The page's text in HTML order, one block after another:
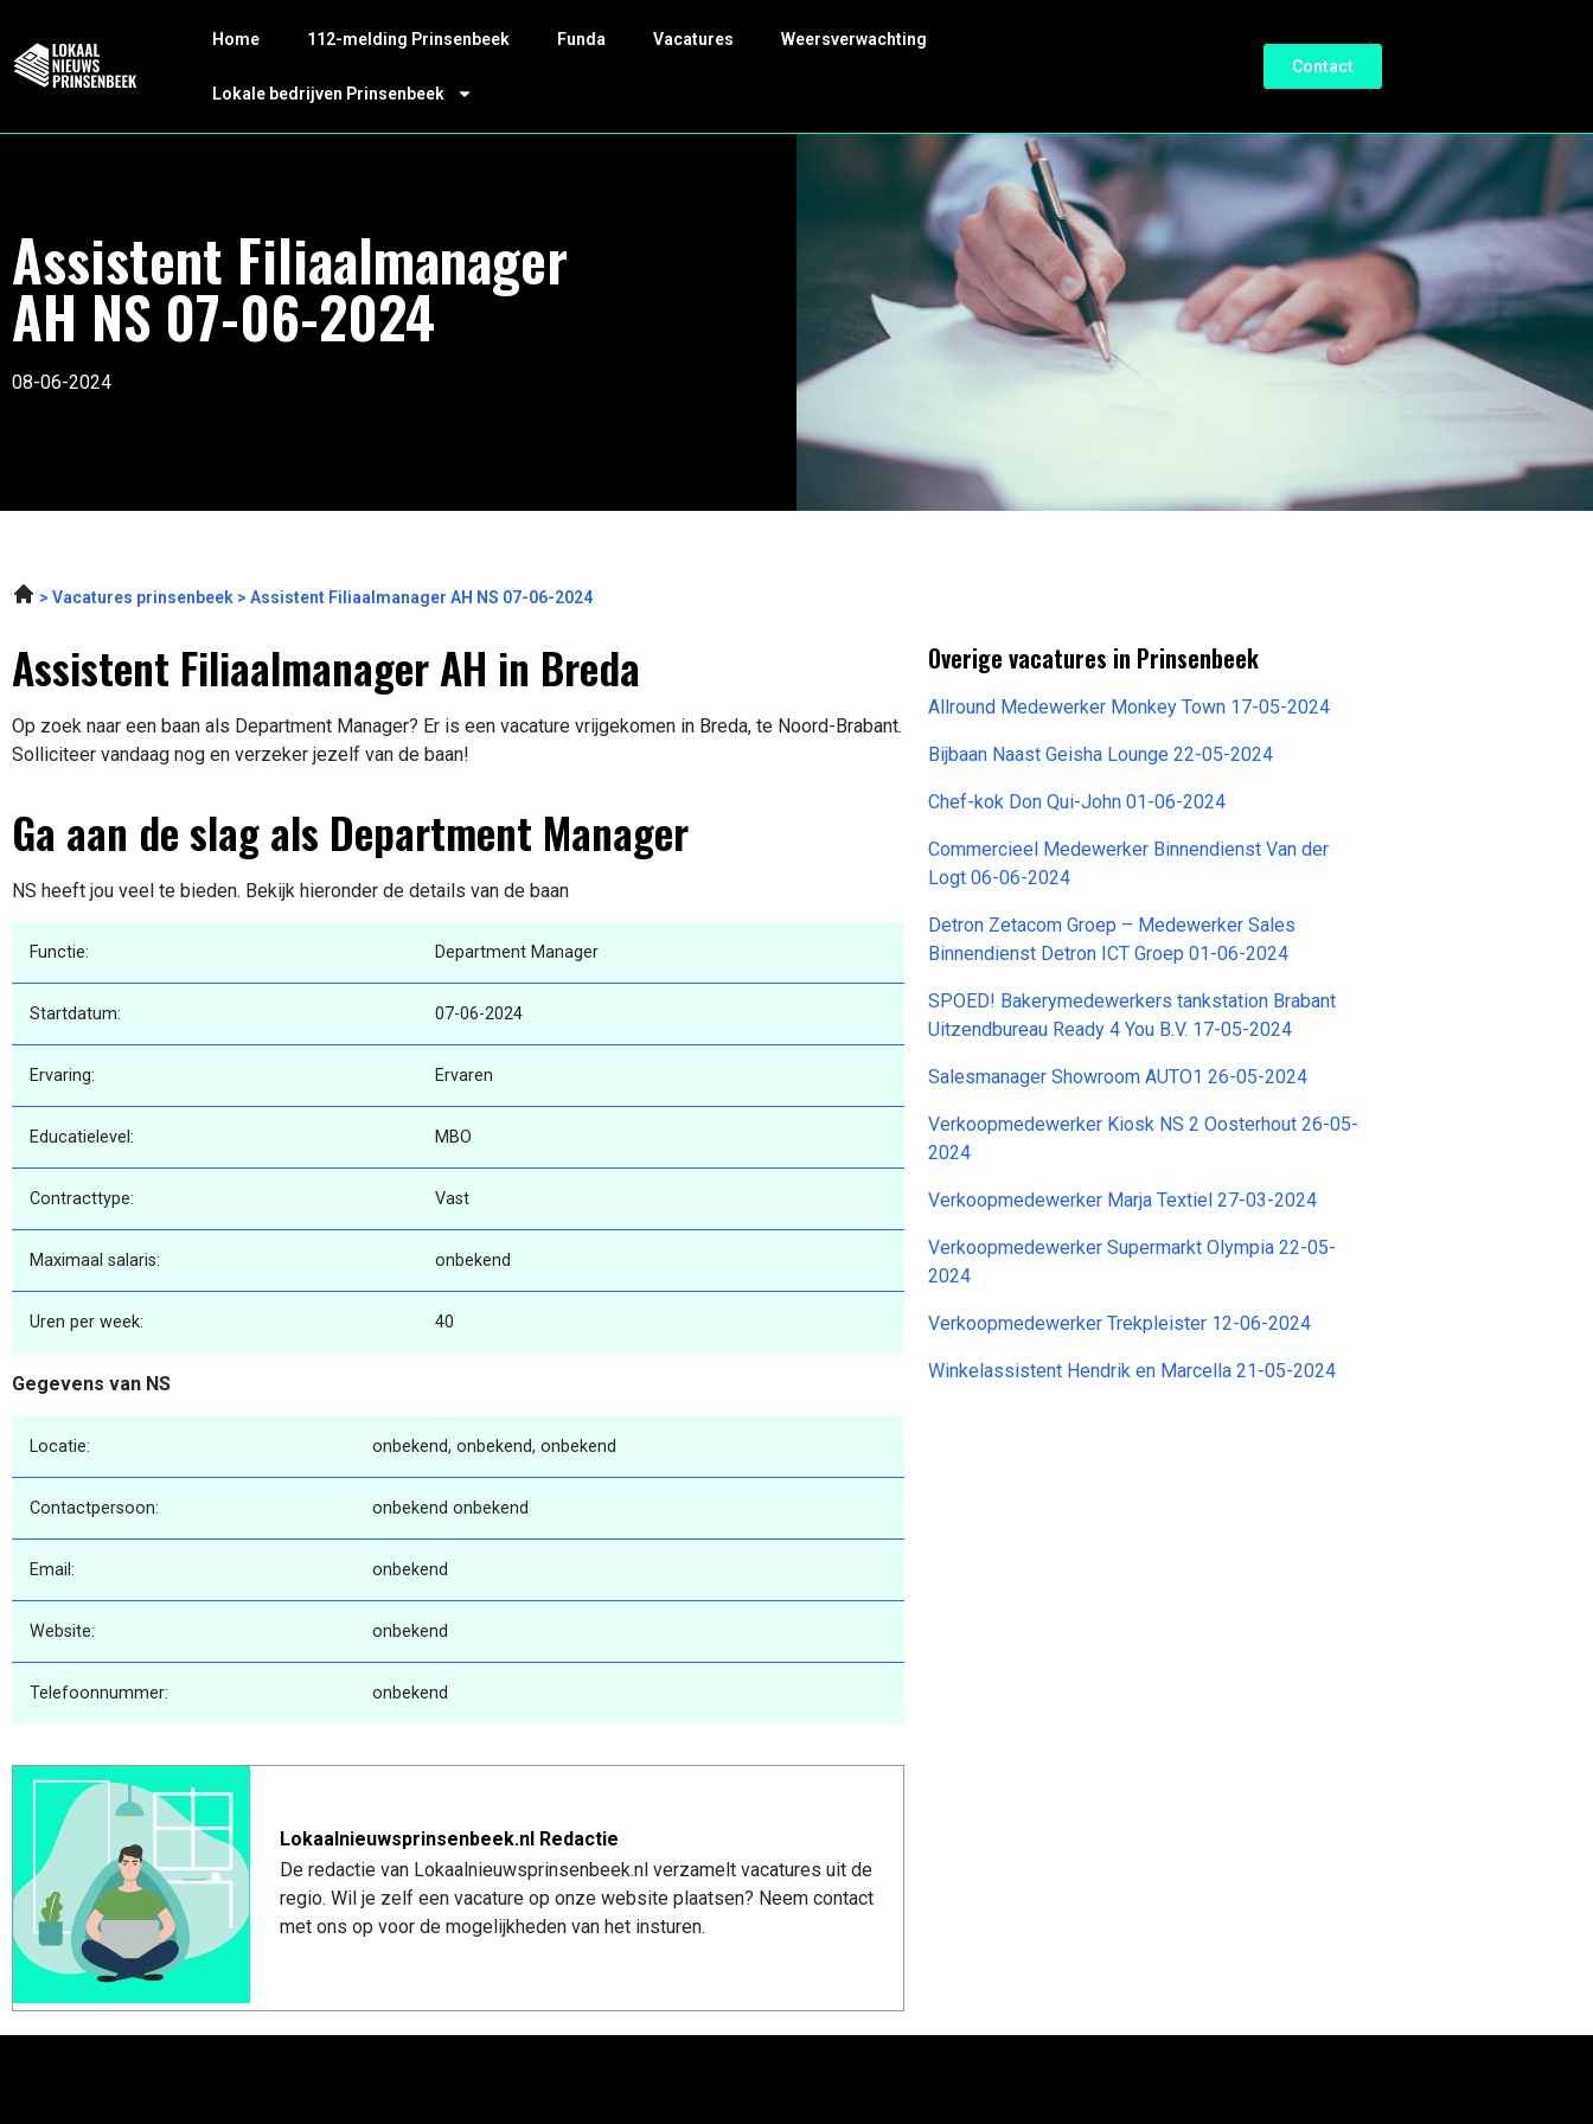
Home 112-melding Prinsenbeek Funda Vacatures Weersverwachting
Lokale bedrijven Prinsenbeek
Contact
Assistent Filiaalmanager
AH NS 07-06-2024
08-06-2024
Vacatures prinsenbeek Assistent Filiaalmanager AH NS 07-06-2024
Assistent Filiaalmanager AH in Breda
Op zoek naar een baan als Department Manager? Er is een vacature vrijgekomen in Breda, te Noord-Brabant.
Solliciteer vandaag nog en verzeker jezelf van de baan!
Ga aan de slag als Department Manager
NS heeft jou veel te bieden. Bekijk hieronder de details van de baan
Functie: Department Manager
Startdatum: 07-06-2024
Ervaring: Ervaren
Educatielevel: MBO
Contracttype: Vast
Maximaal salaris: onbekend
Uren per week: 40
Gegevens van NS
Locatie: onbekend, onbekend, onbekend
Contactpersoon: onbekend onbekend
Email: onbekend
Website: onbekend
Telefoonnummer: onbekend
Lokaalnieuwsprinsenbeek.nl Redactie
De redactie van Lokaalnieuwsprinsenbeek.nl verzamelt vacatures uit de
regio. Wil je zelf een vacature op onze website plaatsen? Neem contact
met ons op voor de mogelijkheden van het insturen.
Overige vacatures in Prinsenbeek
Allround Medewerker Monkey Town 17-05-2024
Bijbaan Naast Geisha Lounge 22-05-2024
Chef-kok Don Qui-John 01-06-2024
Commercieel Medewerker Binnendienst Van der
Logt 06-06-2024
Detron Zetacom Groep – Medewerker Sales
Binnendienst Detron ICT Groep 01-06-2024
SPOED! Bakerymedewerkers tankstation Brabant
Uitzendbureau Ready 4 You B.V. 17-05-2024
Salesmanager Showroom AUTO1 26-05-2024
Verkoopmedewerker Kiosk NS 2 Oosterhout 26-05-
2024
Verkoopmedewerker Marja Textiel 27-03-2024
Verkoopmedewerker Supermarkt Olympia 22-05-
2024
Verkoopmedewerker Trekpleister 12-06-2024
Winkelassistent Hendrik en Marcella 21-05-2024